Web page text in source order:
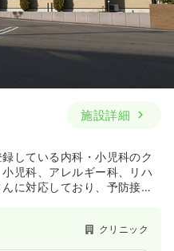
施設詳細
している内科・小児科のク
児科、アレルギー科、リハ
に対応しており、予防接種
クリニック